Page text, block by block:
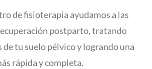
de fisioterapia ayudamos a las
postparto, tratando
de tu suelo pélvico y logrando una
rápida y completa.